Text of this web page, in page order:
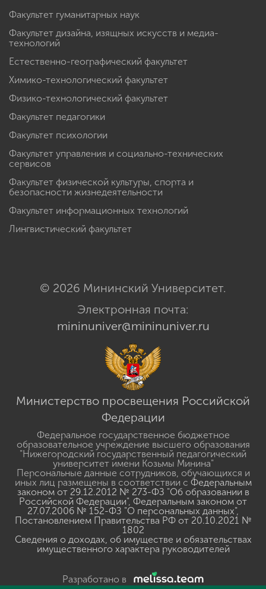
Факультет гуманитарных наук
Факультет дизайна, изящных искусств и медиа-
технологий
Естественно-географический факультет
Химико-технологический факультет
Физико-технологический факультет
Факультет педагогики
Факультет психологии
Факультет управления и социально-технических
сервисов
Факультет физической культуры, спорта и
безопасности жизнедеятельности
Факультет информационных технологий
Лингвистический факультет
© 2026 Мининский Университет.
Электронная почта:
mininuniver@mininuniver.ru
Министерство просвещения Российской
Федерации
Федеральное государственное бюджетное
образовательное учреждение высшего образования
"Нижегородский государственный педагогический
университет имени Козьмы Минина"
Персональные данные сотрудников, обучающихся и
иных лиц размещены в соответствии с Федеральным
законом от 29.12.2012 № 273-ФЗ "Об образовании в
Российской Федерации", Федеральным законом от
27.07.2006 № 152-ФЗ "О персональных данных",
Постановлением Правительства РФ от 20.10.2021 №
1802
Сведения о доходах, об имуществе и обязательствах
имущественного характера руководителей
Разработано в